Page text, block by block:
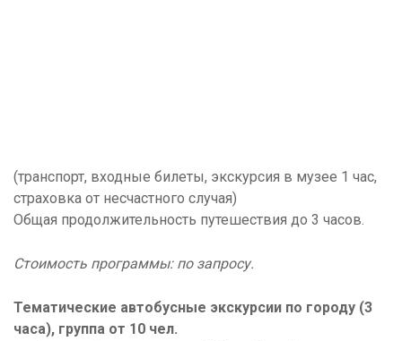
(транспорт, входные билеты, экскурсия в музее 1 час,
страховка от несчастного случая)
Общая продолжительность путешествия до 3 часов.
Стоимость программы: по запросу.
Тематические автобусные экскурсии по городу (3
часа), группа от 10 чел.